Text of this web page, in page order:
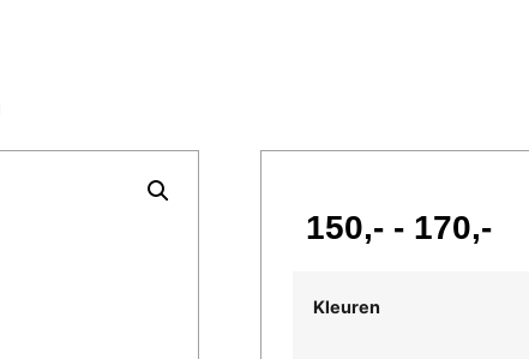
150 - 170
Kleuren